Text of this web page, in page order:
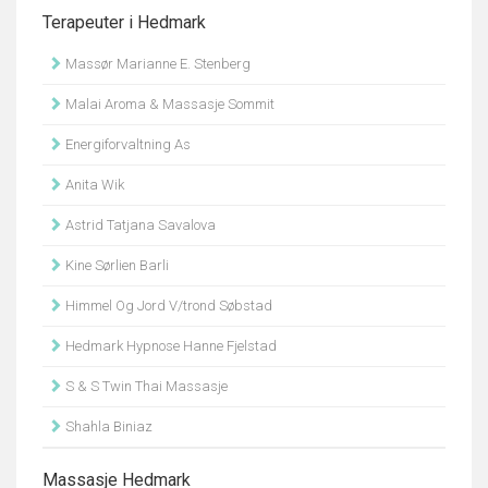
Terapeuter i Hedmark
Massør Marianne E. Stenberg
Malai Aroma & Massasje Sommit
Energiforvaltning As
Anita Wik
Astrid Tatjana Savalova
Kine Sørlien Barli
Himmel Og Jord V/trond Søbstad
Hedmark Hypnose Hanne Fjelstad
S & S Twin Thai Massasje
Shahla Biniaz
Massasje Hedmark